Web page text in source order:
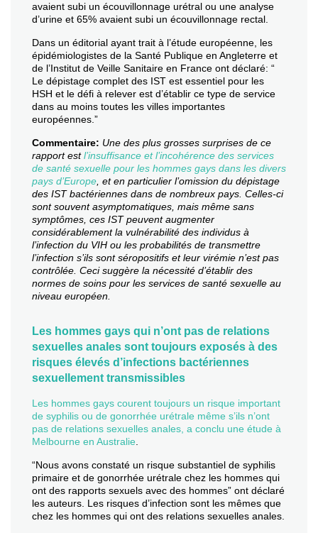
avaient subi un écouvillonnage urétral ou une analyse
d’urine et 65% avaient subi un écouvillonnage rectal.
Dans un éditorial ayant trait à l’étude européenne, les
épidémiologistes de la Santé Publique en Angleterre et
de l’Institut de Veille Sanitaire en France ont déclaré: “
Le dépistage complet des IST est essentiel pour les
HSH et le défi à relever est d’établir ce type de service
dans au moins toutes les villes importantes
européennes.”
Commentaire: Une des plus grosses surprises de ce
rapport estl’insuffisance et l’incohérence des services
de santé sexuelle pour les hommes gays dans les divers
pays d’Europe , et en particulier l’omission du dépistage
des IST bactériennes dans de nombreux pays. Celles-ci
sont souvent asymptomatiques, mais même sans
symptômes, ces IST peuvent augmenter
considérablement la vulnérabilité des individus à
l’infection du VIH ou les probabilités de transmettre
l’infection s’ils sont séropositifs et leur virémie n’est pas
contrôlée. Ceci suggère la nécessité d’établir des
normes de soins pour les services de santé sexuelle au
niveau européen.
Les hommes gays qui n’ont pas de relations
sexuelles anales sont toujours exposés à des
risques élevés d’infections bactériennes
sexuellement transmissibles
Les hommes gays courent toujours un risque important
de syphilis ou de gonorrhée urétrale même s’ils n’ont
pas de relations sexuelles anales, a conclu une étude à
Melbourne en Australie
“Nous avons constaté un risque substantiel de syphilis
primaire et de gonorrhée urétrale chez les hommes qui
ont des rapports sexuels avec des hommes” ont déclaré
les auteurs. Les risques d’infection sont les mêmes que
chez les hommes qui ont des relations sexuelles anales.